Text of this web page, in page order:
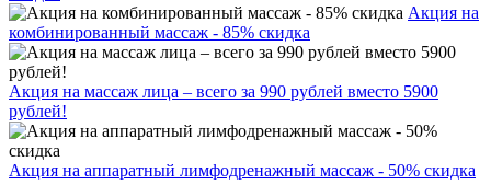
Акция на
комбинированный массаж - 85% скидка
Акция на массаж лица – всего за 990 рублей вместо 5900
рублей!
Акция на аппаратный лимфодренажный массаж - 50% скидка